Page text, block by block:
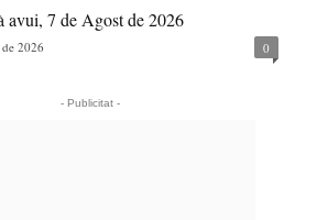
avui, 7 de Agost de 2026
2026 0
- Publicitat -